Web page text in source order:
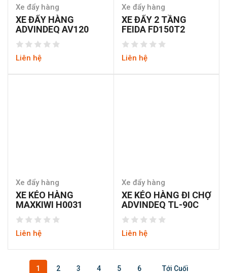
Xe đẩy hàng
XE ĐẨY HÀNG
ADVINDEQ AV120
Liên hệ
Xe đẩy hàng
XE ĐẨY 2 TẦNG
FEIDA FD150T2
Liên hệ
Xe đẩy hàng
XE KÉO HÀNG
MAXKIWI H0031
Liên hệ
Xe đẩy hàng
XE KÉO HÀNG ĐI CHỢ
ADVINDEQ TL-90C
Liên hệ
1 2 3 4 5 6 Tới Cuối